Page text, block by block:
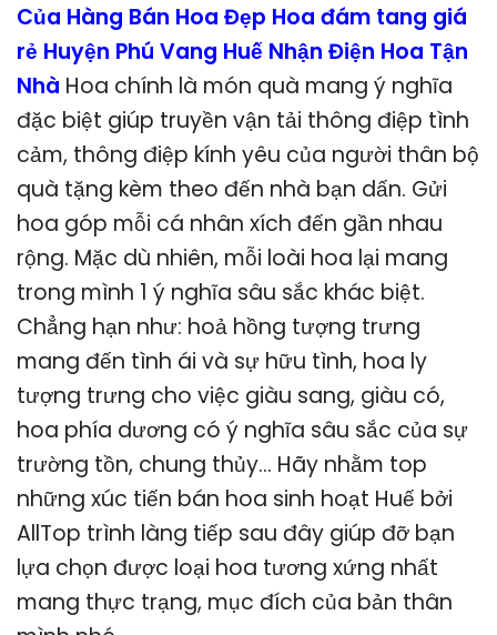
Của Hàng Bán Hoa Đẹp Hoa đám tang giá
rẻ Huyện Phú Vang Huế Nhận Điện Hoa Tận
Nhà Hoa chính là món quà mang ý nghĩa
đặc biệt giúp truyền vận tải thông điệp tình
cảm, thông điệp kính yêu của người thân bộ
quà tặng kèm theo đến nhà bạn dấn. Gửi
hoa góp mỗi cá nhân xích đến gần nhau
rộng. Mặc dù nhiên, mỗi loài hoa lại mang
trong mình 1 ý nghĩa sâu sắc khác biệt.
Chẳng hạn như: hoả hồng tượng trưng
mang đến tình ái và sự hữu tình, hoa ly
tượng trưng cho việc giàu sang, giàu có,
hoa phía dương có ý nghĩa sâu sắc của sự
trường tồn, chung thủy… Hãy nhằm top
những xúc tiến bán hoa sinh hoạt Huế bởi
AllTop trình làng tiếp sau đây giúp đỡ bạn
lựa chọn được loại hoa tương xứng nhất
mang thực trạng, mục đích của bản thân